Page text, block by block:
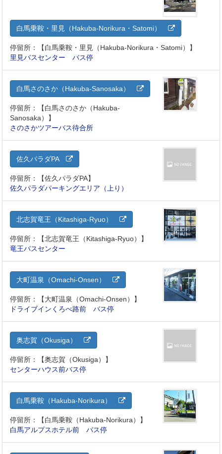
白馬乗鞍・里見（Hakuba-Norikura・Satomi）
停留所：【白馬乗鞍・里見（Hakuba-Norikura・Satomi）】
里見バスセンター バス停
白馬さのさか（Hakuba-Sanosaka）
停留所：【白馬さのさか（Hakuba-
Sanosaka）】
さのさかツアーバス待合所
佐久パラダPA
停留所：【佐久パラダPA】
佐久パラダパーキングエリア（上り）
北志賀竜王（Kitashiga-Ryuo）
停留所：【北志賀竜王（Kitashiga-Ryuo）】
竜王バスセンター
大町温泉（Omachi-Onsen）
停留所：【大町温泉（Omachi-Onsen）】
ドライブインくろべ路前 バス停
奥志賀（Okusiga）
停留所：【奥志賀（Okusiga）】
センターハウス前バス停
白馬乗鞍（Hakuba-Norikura）
停留所：【白馬乗鞍（Hakuba-Norikura）】
白馬アルプスホテル前 バス停